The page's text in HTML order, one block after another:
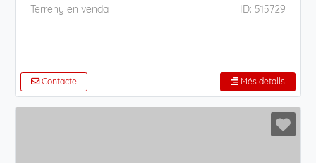
Terreny en venda ID: 515729
Contacte Més detalls